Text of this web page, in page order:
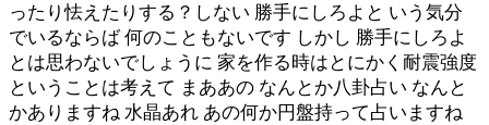
ったり怯えたりする？しない 勝手にしろよと いう気分
でいるならば 何のこともないです しかし 勝手にしろよ
とは思わないでしょうに 家を作る時はとにかく耐震強度
ということは考えて まああの なんとか八卦占い なんと
かありますね 水晶あれ あの何か円盤持って占いますね